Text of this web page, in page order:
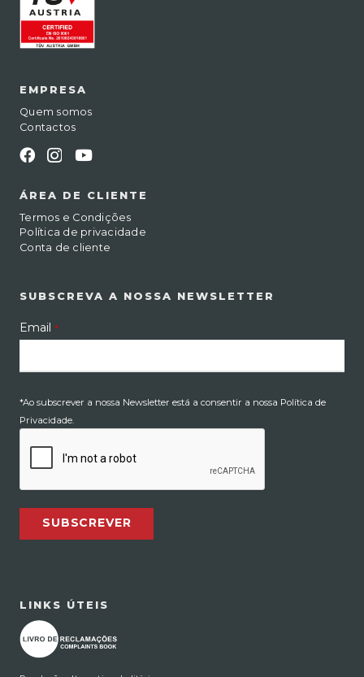
EMPRESA
Quem somos
Contactos
ÁREA DE CLIENTE
Termos e Condições
Política de privacidade
Conta de cliente
SUBSCREVA A NOSSA NEWSLETTER
Email *
*Ao subscrever a nossa Newsletter está a consentir a nossa Política de
Privacidade.
SUBSCREVER
LINKS ÚTEIS